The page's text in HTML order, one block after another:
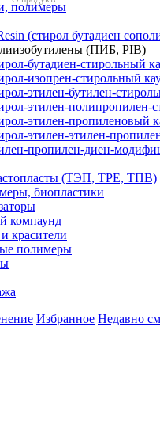
полимеры
(стирол бутадиен
(ПИБ, PIB)
бутадиен-стирольный
изопрен-стирольный
этилен-бутилен-
этилен-
этилен-пропиленовый
этилен-этилен-
пропилен-диен-
(ТЭП, TPE, ТПВ)
биопластики
компаунд
красители
полимеры
Избранное Недавно